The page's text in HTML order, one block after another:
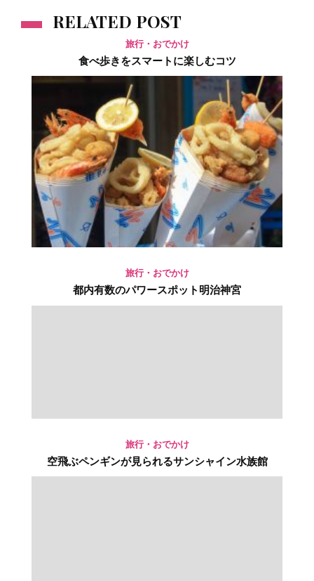
RELATED POST
旅行・おでかけ
食べ歩きをスマートに楽しむコツ
旅行・おでかけ
都内有数のパワースポット明治神宮
旅行・おでかけ
空飛ぶペンギンが見られるサンシャイン水族館